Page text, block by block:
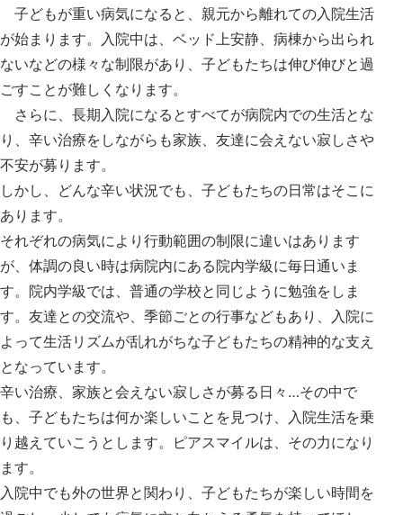
子どもが重い病気になると、親元から離れての入院生活
が始まります。入院中は、ベッド上安静、病棟から出られ
ないなどの様々な制限があり、子どもたちは伸び伸びと過
ごすことが難しくなります。
さらに、長期入院になるとすべてが病院内での生活とな
り、辛い治療をしながらも家族、友達に会えない寂しさや
不安が募ります。
しかし、どんな辛い状況でも、子どもたちの日常はそこに
あります。
それぞれの病気により行動範囲の制限に違いはあります
が、体調の良い時は病院内にある院内学級に毎日通いま
す。院内学級では、普通の学校と同じように勉強をしま
す。友達との交流や、季節ごとの行事などもあり、入院に
よって生活リズムが乱れがちな子どもたちの精神的な支え
となっています。
辛い治療、家族と会えない寂しさが募る日々…その中で
も、子どもたちは何か楽しいことを見つけ、入院生活を乗
り越えていこうとします。ピアスマイルは、その力になり
ます。
入院中でも外の世界と関わり、子どもたちが楽しい時間を